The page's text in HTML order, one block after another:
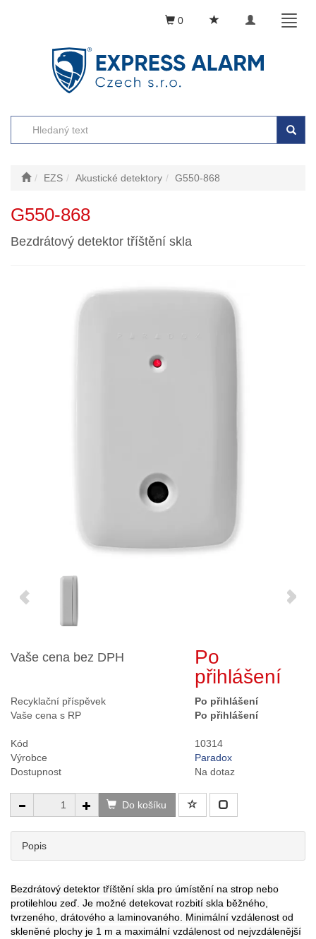
Toggle
0
EZS Akustické detektory G550-868
G550-868
Bezdrátový detektor tříštění skla
Vaše cena bez DPH
Po
přihlášení
Recyklační příspěvek
Po přihlášení
Vaše cena s RP
Po přihlášení
Kód
10314
Výrobce
Paradox
Dostupnost
Na dotaz
Do košíku
Popis
Bezdrátový detektor tříštění skla pro úmístění na strop nebo
protilehlou zeď. Je možné detekovat rozbití skla běžného,
tvrzeného, drátového a laminovaného. Minimální vzdálenost od
skleněné plochy je 1 m a maximální vzdálenost od nejvzdálenější